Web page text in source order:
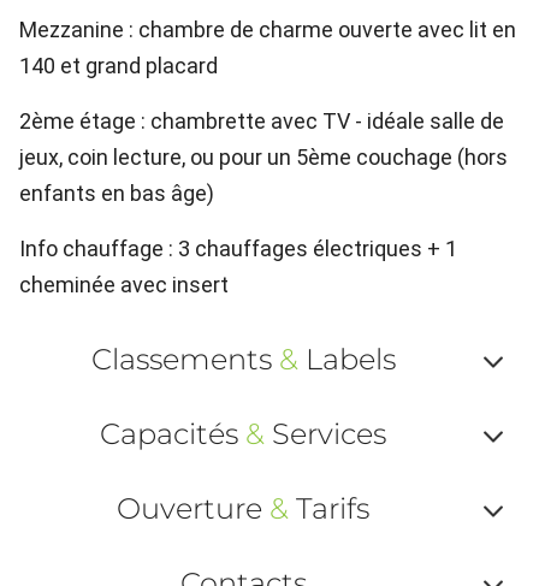
Mezzanine : chambre de charme ouverte avec lit en
140 et grand placard
2ème étage : chambrette avec TV - idéale salle de
jeux, coin lecture, ou pour un 5ème couchage (hors
enfants en bas âge)
Info chauffage : 3 chauffages électriques + 1
cheminée avec insert
Classements & Labels
ou
Capacités & Services
ou
Ouverture & Tarifs